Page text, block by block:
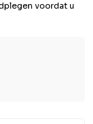
voordat u